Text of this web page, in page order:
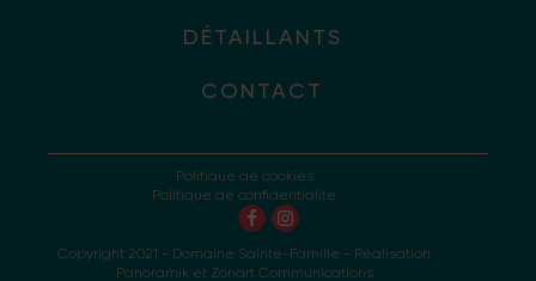
DÉTAILLANTS
CONTACT
Copyright 2021 - Domaine Sainte-Famille - Réalisation
Panoramik et Zonart Communications
Politique de cookies
Politique de confidentialité